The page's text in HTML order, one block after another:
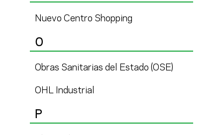
Nuevo Centro Shopping
O
Obras Sanitarias del Estado (OSE)
OHL Industrial
P